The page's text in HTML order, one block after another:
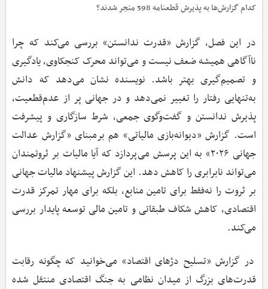
کدام گزارش‌ها به پذیرش قطعنامه 598 منجر شدند؟
در این فصل، گزارش «قدرت ندانستن» بررسی می‌کند که چرا
ناآگاهی همیشه ضعف نیست و می‌تواند محرک کنجکاوی، یادگیری
و تصمیم‌گیری بهتر باشد. نویسنده نشان می‌دهد که دانش
به‌تنهایی رفتار را تغییر نمی‌دهد و در جهانی پر از عدم‌قطعیت،
پذیرش ندانستن و گفت‌وگوی جمعی، شرط سازگاری و پیشرفت
است. گزارش «دیوانه‌بازی مالیاتی» هم برمبنای «گزارش عدالت
جهانی ۲۰۲۶» به این پرسش می‌پردازد که آیا مالیات بر ثروتمندان
می‌تواند نابرابری را کاهش دهد. این گزارش پیشنهاد مالیات جهانی
بر ثروت را نه‌فقط برای تامین منابع، بلکه برای مهار تمرکز قدرت
اقتصادی، کاهش شکاف طبقاتی و تامین مالی توسعه پایدار بررسی
می‌کند.
در گزارش «تسلیح دژهای اقتصاد» می‌خوانید که چگونه رقابت
قدرت‌های بزرگ از میدان نظامی به جنگ اقتصادی منتقل شده